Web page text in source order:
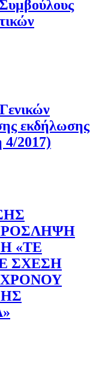
εκδήλωσης
4/2017)
«ΤΕ
ΣΧΕΣΗ
ΧΡΟΝΟΥ